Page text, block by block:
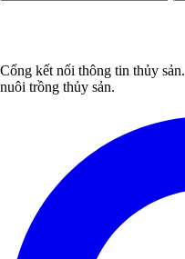
Cổng kết nối thông tin thủy
nuôi trồng thủy sản.